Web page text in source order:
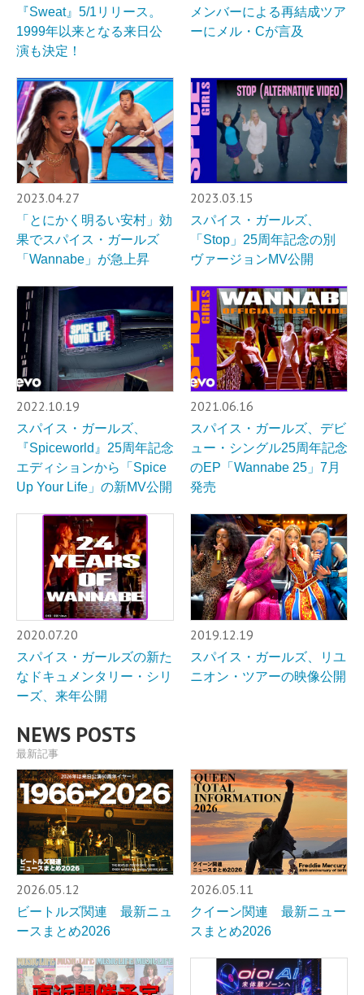
『Sweat』5/1リリース。
1999年以来となる来日公
演も決定！
メンバーによる再結成ツア
ーにメル・Cが言及
2023.04.27
「とにかく明るい安村」効
果でスパイス・ガールズ
「Wannabe」が急上昇
2023.03.15
スパイス・ガールズ、
「Stop」25周年記念の別
ヴァージョンMV公開
2022.10.19
スパイス・ガールズ、
『Spiceworld』25周年記念
エディションから「Spice
Up Your Life」の新MV公開
2021.06.16
スパイス・ガールズ、デビ
ュー・シングル25周年記念
のEP「Wannabe 25」7月
発売
2020.07.20
スパイス・ガールズの新た
なドキュメンタリー・シリ
ーズ、来年公開
2019.12.19
スパイス・ガールズ、リユ
ニオン・ツアーの映像公開
NEWS POSTS
最新記事
2026.05.12
ビートルズ関連 最新ニュ
ースまとめ2026
2026.05.11
クイーン関連 最新ニュー
スまとめ2026